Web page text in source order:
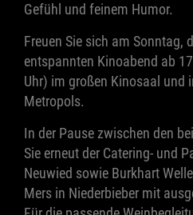
Gefühl und feinem Humor.
Freuen Sie sich am Sonntag,
entspannten Kinoabend ab
Uhr) im großen Kinosaal und
Metropols.
In der Pause zwischen den
Sie erneut der Catering- und
Neuwied sowie Burkhart
Mers in Niederbieber mit